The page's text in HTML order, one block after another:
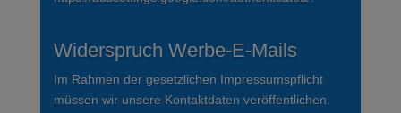
Widerspruch Werbe-E-Mails
Im Rahmen der gesetzlichen Impressumspflicht
müssen wir unsere Kontaktdaten veröffentlichen.